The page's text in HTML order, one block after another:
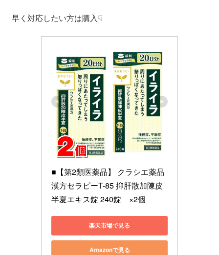
早く対応したい方は購入☟
■【第2類医薬品】 クラシエ薬品
漢方セラピーT-85 抑肝散加陳皮
半夏エキス錠 240錠　×2個
楽天市場で見る
Amazonで見る